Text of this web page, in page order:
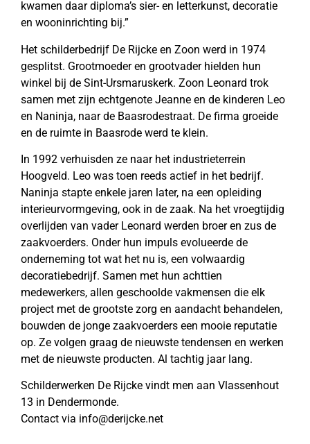
kwamen daar diploma’s sier- en letterkunst, decoratie
en wooninrichting bij.”
Het schilderbedrijf De Rijcke en Zoon werd in 1974
gesplitst. Grootmoeder en grootvader hielden hun
winkel bij de Sint-Ursmaruskerk. Zoon Leonard trok
samen met zijn echtgenote Jeanne en de kinderen Leo
en Naninja, naar de Baasrodestraat. De firma groeide
en de ruimte in Baasrode werd te klein.
In 1992 verhuisden ze naar het industrieterrein
Hoogveld. Leo was toen reeds actief in het bedrijf.
Naninja stapte enkele jaren later, na een opleiding
interieurvormgeving, ook in de zaak. Na het vroegtijdig
overlijden van vader Leonard werden broer en zus de
zaakvoerders. Onder hun impuls evolueerde de
onderneming tot wat het nu is, een volwaardig
decoratiebedrijf. Samen met hun achttien
medewerkers, allen geschoolde vakmensen die elk
project met de grootste zorg en aandacht behandelen,
bouwden de jonge zaakvoerders een mooie reputatie
op. Ze volgen graag de nieuwste tendensen en werken
met de nieuwste producten. Al tachtig jaar lang.
Schilderwerken De Rijcke vindt men aan Vlassenhout
13 in Dendermonde.
Contact via info@derijcke.net